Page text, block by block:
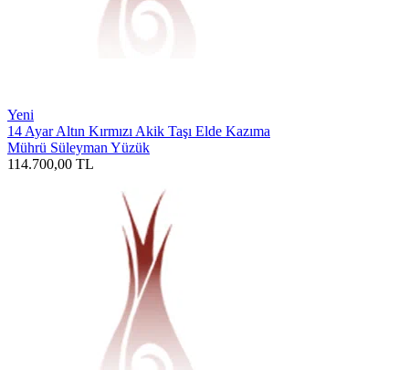
Yeni
14 Ayar Altın Kırmızı Akik Taşı Elde Kazıma
Mührü Süleyman Yüzük
114.700,00 TL